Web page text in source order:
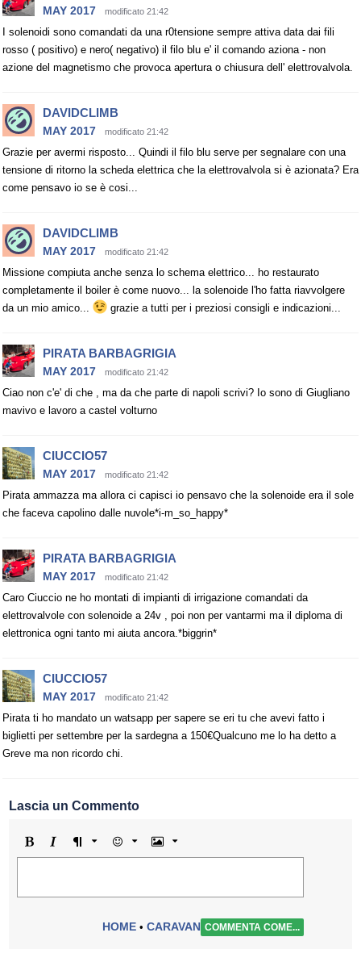
MAY 2017 modificato 21:42
I solenoidi sono comandati da una r0tensione sempre attiva data dai fili
rosso ( positivo) e nero( negativo) il filo blu e' il comando aziona - non
azione del magnetismo che provoca apertura o chiusura dell' elettrovalvola.
DAVIDCLIMB
MAY 2017 modificato 21:42
Grazie per avermi risposto... Quindi il filo blu serve per segnalare con una
tensione di ritorno la scheda elettrica che la elettrovalvola si è azionata? Era
come pensavo io se è cosi...
DAVIDCLIMB
MAY 2017 modificato 21:42
Missione compiuta anche senza lo schema elettrico... ho restaurato
completamente il boiler è come nuovo... la solenoide l'ho fatta riavvolgere
da un mio amico...
grazie a tutti per i preziosi consigli e indicazioni...
PIRATA BARBAGRIGIA
MAY 2017 modificato 21:42
Ciao non c'e' di che , ma da che parte di napoli scrivi? Io sono di Giugliano
mavivo e lavoro a castel volturno
CIUCCIO57
MAY 2017 modificato 21:42
Pirata ammazza ma allora ci capisci io pensavo che la solenoide era il sole
che faceva capolino dalle nuvole*i-m_so_happy*
PIRATA BARBAGRIGIA
MAY 2017 modificato 21:42
Caro Ciuccio ne ho montati di impianti di irrigazione comandati da
elettrovalvole con solenoide a 24v , poi non per vantarmi ma il diploma di
elettronica ogni tanto mi aiuta ancora.*biggrin*
CIUCCIO57
MAY 2017 modificato 21:42
Pirata ti ho mandato un watsapp per sapere se eri tu che avevi fatto i
biglietti per settembre per la sardegna a 150€Qualcuno me lo ha detto a
Greve ma non ricordo chi.
Lascia un Commento
GrassettoCorsivo Formato Emoji
HOME • CARAVAN COMMENTA COME...